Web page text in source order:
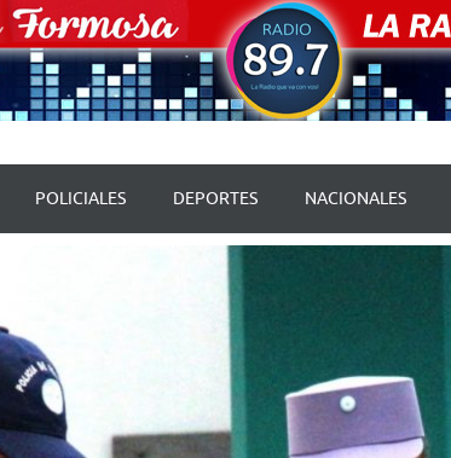
POLICIALES DEPORTES NACIONALES